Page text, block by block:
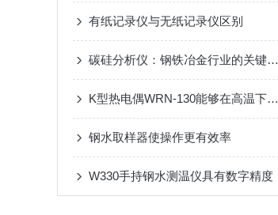
有纸记录仪与无纸记录仪区别
碳硅分析仪：钢铁冶金行业的关键检测设备
K型热电偶WRN-130能够在高温下稳定地工作
钢水取样器使操作更有效率
W330手持钢水测温仪具有数字精度